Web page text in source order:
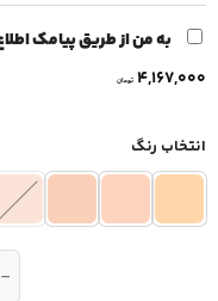
به من از طریق پیامک
4,167,000 تومان
انتخاب رنگ